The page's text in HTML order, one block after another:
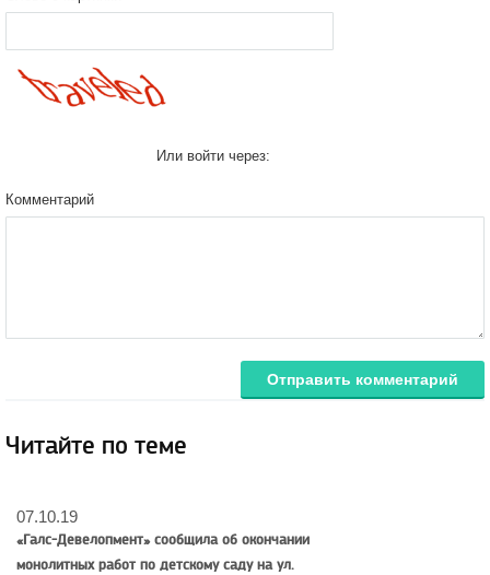
Или войти через:
Комментарий
Отправить комментарий
Читайте по теме
07.10.19
«Галс-Девелопмент» сообщила об окончании
монолитных работ по детскому саду на ул.